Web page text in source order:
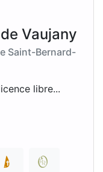
Vaujany
Saint-Bernard-
libre...